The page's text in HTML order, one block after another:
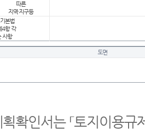
따른
지역·지구등
본법
4항 각
사항
도면
확인서는 「토지이용